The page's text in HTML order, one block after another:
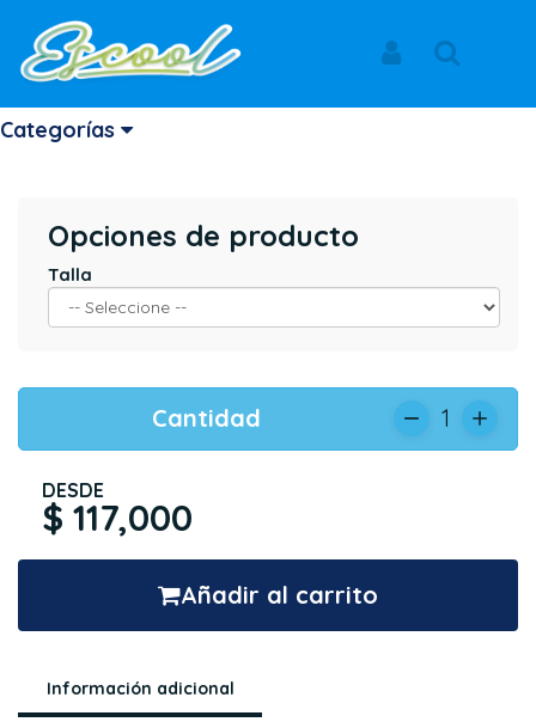
Categorías
Productos
LA ARBOLEDA
SACO HODDIE
Opciones de producto
Talla
Cantidad 1
DESDE
$ 117,000
Añadir al carrito
Información adicional